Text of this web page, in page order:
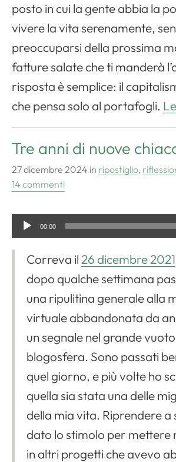
posto in cui la gente abbia la
vivere la vita serenamente,
preoccuparsi della prossima
fatture salate che ti manderà
risposta è semplice: il
che pensa solo al portafogli.
Tre anni di nuove
27 dicembre 2024 in ripostiglio,
14 commenti
u
00:00
Correva il 26 dicembre 2021
dopo qualche settimana
una ripulitina generale alla
virtuale abbandonata da
un segnale nel grande
blogosfera. Sono passati
quel giorno, e più volte ho
quella sia stata una delle
della mia vita. Riprendere a
dato lo stimolo per mettere
in altri progetti che avevo